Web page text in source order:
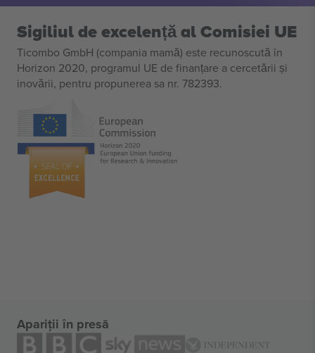
Sigiliul de excelență al Comisiei UE
Ticombo GmbH (compania mamă) este recunoscută în
Horizon 2020, programul UE de finanțare a cercetării și
inovării, pentru propunerea sa nr. 782393.
Apariții în presă